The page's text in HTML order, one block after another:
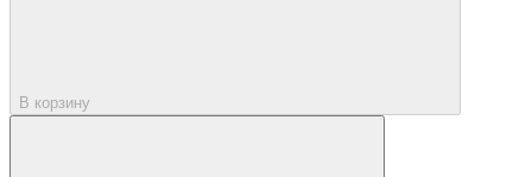
В корзину